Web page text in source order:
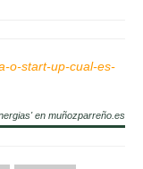
o-start-up-cual-es-
en muñozparreño.es